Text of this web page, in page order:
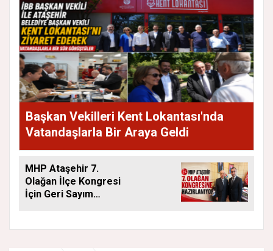
Başkan Vekilleri Kent Lokantası'nda
Vatandaşlarla Bir Araya Geldi
MHP Ataşehir 7.
Olağan İlçe Kongresi
İçin Geri Sayım